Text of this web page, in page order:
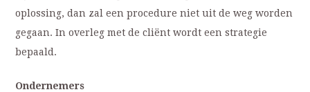
oplossing, dan zal een procedure niet uit de weg worden
gegaan. In overleg met de cliënt wordt een strategie
bepaald.
Ondernemers